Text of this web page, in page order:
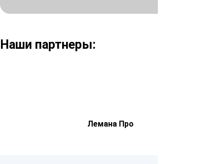
Наши партнеры:
Лемана Про